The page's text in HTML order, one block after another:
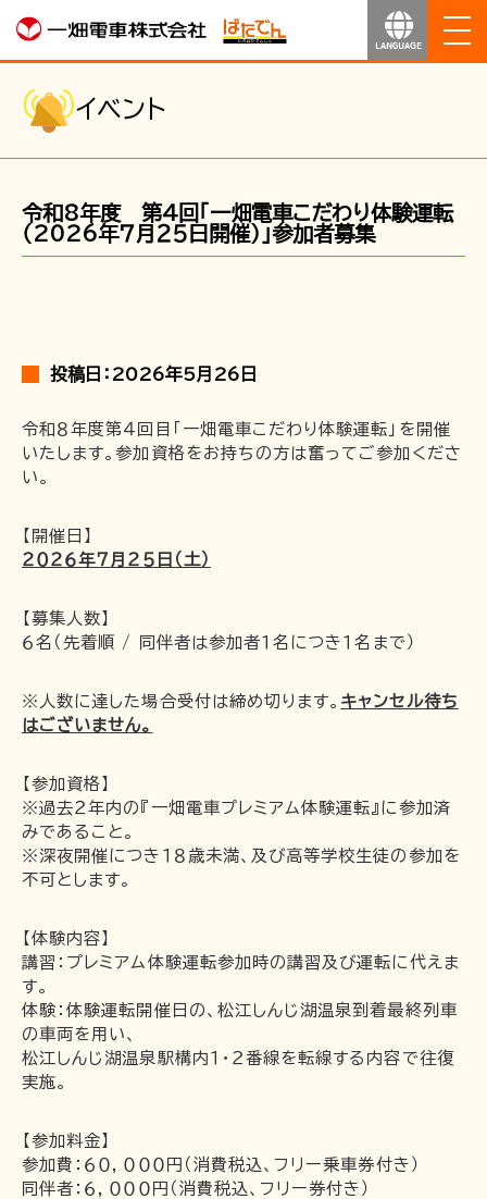
ホーム
運行のご案内
沿線マップ
企業情報
採用情報
一畑電車活性化協議会
SDGsの取り組み
〒691-0001 島根県出雲市平田町2226
時刻･運賃･お忘れ物等のお問い合わせ
雲州平田駅 TEL 0852-21-2429
川跡駅 TEL 0852-21-2429
イベント
令和8年度 第4回「一畑電車こだわり体験運転
（2026年７月２５日開催）」参加者募集
投稿日：2026年5月26日
令和８年度第４回目「一畑電車こだわり体験運転」を開催
いたします。参加資格をお持ちの方は奮ってご参加くださ
い。
【開催日】
２０２６年７月２５日（土）
【募集人数】
６名（先着順 / 同伴者は参加者１名につき１名まで）
※人数に達した場合受付は締め切ります。 キャンセル待ち
はございません。
【参加資格】
※過去２年内の『一畑電車プレミアム体験運転』に参加済
みであること。
※深夜開催につき１８歳未満、及び高等学校生徒の参加を
不可とします。
【体験内容】
講習：プレミアム体験運転参加時の講習及び運転に代えま
す。
体験：体験運転開催日の、松江しんじ湖温泉到着最終列車
の車両を用い、
松江しんじ湖温泉駅構内１・２番線を転線する内容で往復
実施。
【参加料金】
参加費：６０，０００円（消費税込、フリー乗車券付き）
同伴者：６，０００円（消費税込、フリー券付き）